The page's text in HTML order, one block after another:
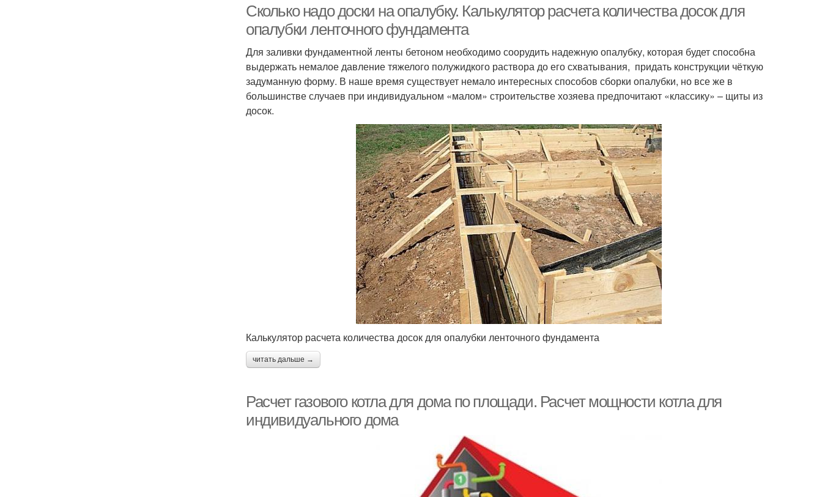
Сколько надо доски на опалубку. Калькулятор расчета количества досок для
опалубки ленточного фундамента
Для заливки фундаментной ленты бетоном необходимо соорудить надежную опалубку, которая будет способна
выдержать немалое давление тяжелого полужидкого раствора до его схватывания, придать конструкции чёткую
задуманную форму. В наше время существует немало интересных способов сборки опалубки, но все же в
большинстве случаев при индивидуальном «малом» строительстве хозяева предпочитают «классику» – щиты из
досок.
Калькулятор расчета количества досок для опалубки ленточного фундамента
читать дальше →
Расчет газового котла для дома по площади. Расчет мощности котла для
индивидуального дома